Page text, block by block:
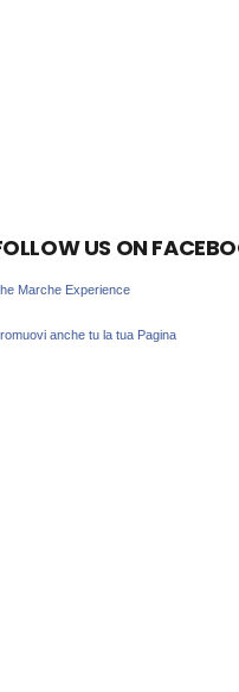
US ON
Marche Experience
anche tu la tua Pagina